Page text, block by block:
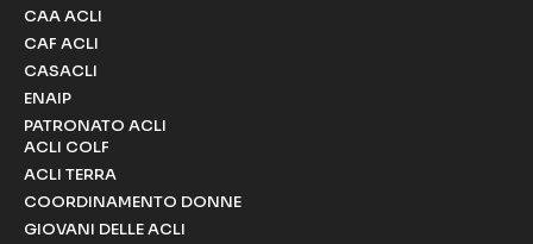
CAA ACLI
CAF ACLI
CASACLI
ENAIP
PATRONATO ACLI
ACLI COLF
ACLI TERRA
COORDINAMENTO DONNE
GIOVANI DELLE ACLI